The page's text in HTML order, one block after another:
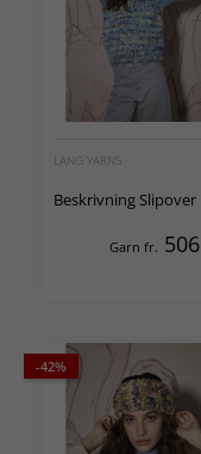
LANG YARNS
Beskrivning Slipover
Garn fr. 506
-42%